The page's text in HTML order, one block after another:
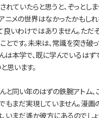
れていたらと思うと、ぞっとしま
ニメの世界はなかったかもしれ
良いわけではありません。ただ
とです。未来は、常識を突き破
は本学で、既に学んでいるはず
思います。
と同い年のはずの鉄腕アトム
もまだ実現していません。漫画
いまだ遙か彼方にあるのでしょ